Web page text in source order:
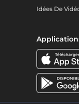
Idées De